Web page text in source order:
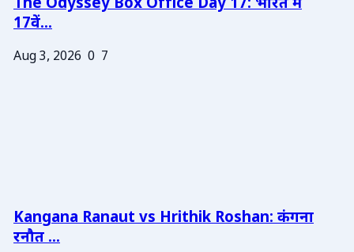
The Odyssey Box Office Day 17: भारत में
17वें...
Aug 3, 2026 0 7
Kangana Ranaut vs Hrithik Roshan: कंगना
रनौत ...